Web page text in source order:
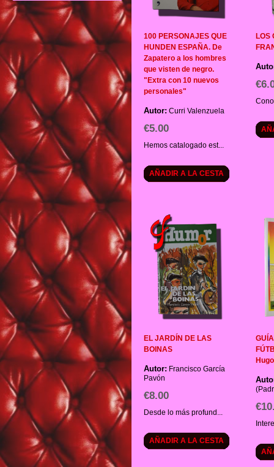
100 PERSONAJES QUE
HUNDEN ESPAÑA. De
Zapatero a los hombres
que visten de negro.
"Extra con 10 nuevos
personales"
Autor: Curri Valenzuela
€5.00
Hemos catalogado est...
AÑADIR A LA CESTA
LOS
EL JARDÍN DE LAS
BOINAS
Autor: Francisco García
Pavón
€8.00
Desde lo más profund...
AÑADIR A LA CESTA